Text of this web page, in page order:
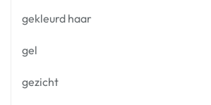
gekleurd haar
gel
gezicht